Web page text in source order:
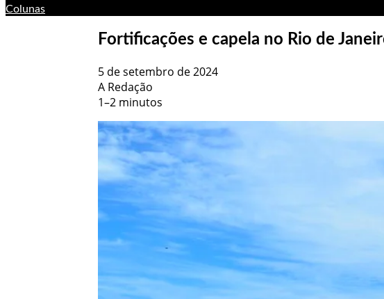
Colunas
Fortificações e capela no Rio de
5 de setembro de 2024
A Redação
1–2 minutos